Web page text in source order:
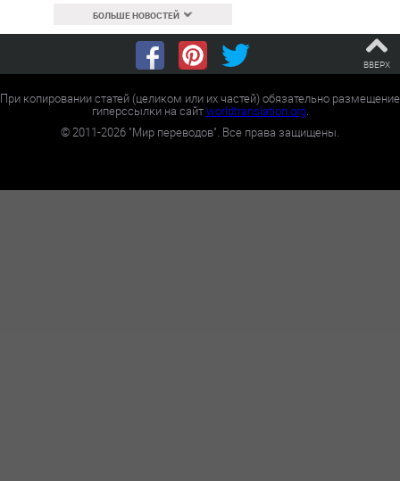
БОЛЬШЕ НОВОСТЕЙ
ВВЕРХ
При копировании статей (целиком или их частей) обязательно размещение
гиперссылки на сайтworldtranslation.org.
©2011-2026 "Мир переводов". Все права защищены.